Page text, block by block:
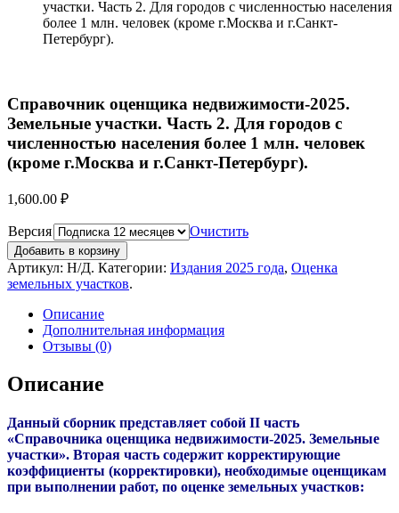
участки. Часть 2. Для городов с численностью населения
более 1 млн. человек (кроме г.Москва и г.Санкт-
Петербург).
Справочник оценщика недвижимости-2025.
Земельные участки. Часть 2. Для городов с
численностью населения более 1 млн. человек
(кроме г.Москва и г.Санкт-Петербург).
1,600.00 ₽
Версия Очистить
Добавить в корзину
Артикул: Н/Д. Категории: Издания 2025 года, Оценка
земельных участков.
Описание
Дополнительная информация
Отзывы (0)
Описание
Данный сборник представляет собой II часть
«Справочника оценщика недвижимости-2025. Земельные
участки». Вторая часть содержит корректирующие
коэффициенты (корректировки), необходимые оценщикам
при выполнении работ, по оценке земельных участков: